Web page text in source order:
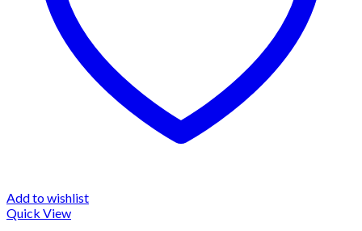
Add to wishlist
Quick View